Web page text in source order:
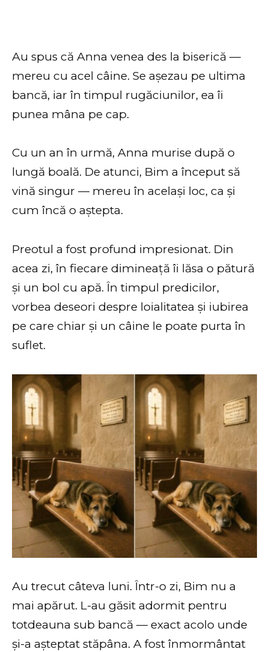
Au spus că Anna venea des la biserică —
mereu cu acel câine. Se așezau pe ultima
bancă, iar în timpul rugăciunilor, ea îi
punea mâna pe cap.
Cu un an în urmă, Anna murise după o
lungă boală. De atunci, Bim a început să
vină singur — mereu în același loc, ca și
cum încă o aștepta.
Preotul a fost profund impresionat. Din
acea zi, în fiecare dimineață îi lăsa o pătură
și un bol cu apă. În timpul predicilor,
vorbea deseori despre loialitatea și iubirea
pe care chiar și un câine le poate purta în
suflet.
Au trecut câteva luni. Într-o zi, Bim nu a
mai apărut. L-au găsit adormit pentru
totdeauna sub bancă — exact acolo unde
și-a așteptat stăpâna. A fost înmormântat